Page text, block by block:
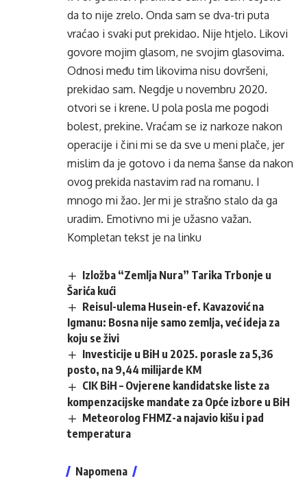
da to nije zrelo. Onda sam se dva-tri puta
vraćao i svaki put prekidao. Nije htjelo. Likovi
govore mojim glasom, ne svojim glasovima.
Odnosi među tim likovima nisu dovršeni,
prekidao sam. Negdje u novembru 2020.
otvori se i krene. U pola posla me pogodi
bolest, prekine. Vraćam se iz narkoze nakon
operacije i čini mi se da sve u meni plače, jer
mislim da je gotovo i da nema šanse da nakon
ovog prekida nastavim rad na romanu. I
mnogo mi žao. Jer mi je strašno stalo da ga
uradim. Emotivno mi je užasno važan.
Kompletan tekst je na linku
Izložba “Zemlja Nura” Tarika Trbonje u
Šarića kući
Reisul-ulema Husein-ef. Kavazović na
Igmanu: Bosna nije samo zemlja, već ideja za
koju se živi
Investicije u BiH u 2025. porasle za 5,36
posto, na 9,44 milijarde KM
CIK BiH – Ovjerene kandidatske liste za
kompenzacijske mandate za Opće izbore u BiH
Meteorolog FHMZ-a najavio kišu i pad
temperatura
Napomena